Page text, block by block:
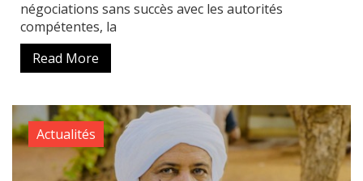
négociations sans succès avec les autorités
compétentes, la
Read More
Actualités